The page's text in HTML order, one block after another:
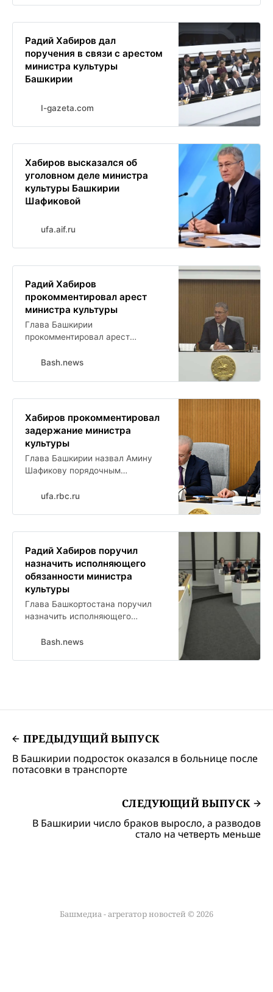
Радий Хабиров дал
поручения в связи с арестом
министра культуры
Башкирии
I-gazeta.com
Хабиров высказался об
уголовном деле министра
культуры Башкирии
Шафиковой
ufa.aif.ru
Радий Хабиров
прокомментировал арест
министра культуры
Глава Башкирии
прокомментировал арест
Амины Шафиковой. Радий
Bash.news
Хабиров прокомментировал
задержание министра
культуры
Глава Башкирии назвал Амину
Шафикову порядочным
министром
ufa.rbc.ru
Радий Хабиров поручил
назначить исполняющего
обязанности министра
культуры
Глава Башкортостана поручил
назначить исполняющего
республики. Несмотря на арест
Bash.news
ПРЕДЫДУЩИЙ ВЫПУСК
В Башкирии подросток оказался в больнице после
потасовки в транспорте
СЛЕДУЮЩИЙ ВЫПУСК
В Башкирии число браков выросло, а разводов
стало на четверть меньше
Башмедиа - агрегатор новостей © 2026